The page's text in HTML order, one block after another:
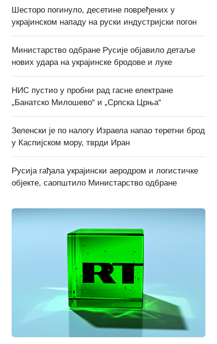
Шесторо погинуло, десетине повређених у
украјинском нападу на руски индустријски погон
Министарство одбране Русије објавило детаље
нових удара на украјинске бродове и луке
НИС пустио у пробни рад гасне електране
„Банатско Милошево“ и „Српска Црња“
Зеленски је по налогу Израела напао теретни брод
у Каспијском мору, тврди Иран
Русија гађала украјински аеродром и логистичке
објекте, саопштило Министарство одбране